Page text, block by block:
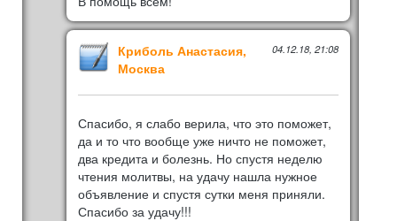
04.12.18, 21:08
Криболь Анастасия,
Москва
Спасибо, я слабо верила, что это поможет,
да и то что вообще уже ничто не поможет,
два кредита и болезнь. Но спустя неделю
чтения молитвы, на удачу нашла нужное
объявление и спустя сутки меня приняли.
Спасибо за удачу!!!